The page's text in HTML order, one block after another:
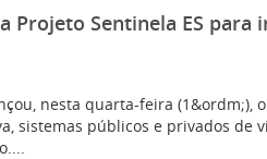
Projeto Sentinela ES
nesta quarta-feira
sistemas públicos e privados de